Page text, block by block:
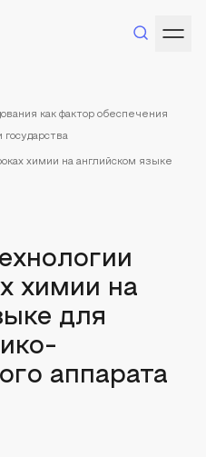
как фактор обеспечения
химии на английском языке
химии на
для
аппарата